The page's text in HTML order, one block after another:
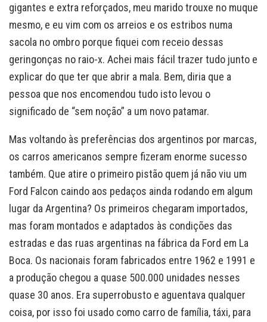
gigantes e extra reforçados, meu marido trouxe no muque
mesmo, e eu vim com os arreios e os estribos numa
sacola no ombro porque fiquei com receio dessas
geringonças no raio-x. Achei mais fácil trazer tudo junto e
explicar do que ter que abrir a mala. Bem, diria que a
pessoa que nos encomendou tudo isto levou o
significado de “sem noção” a um novo patamar.
Mas voltando às preferências dos argentinos por marcas,
os carros americanos sempre fizeram enorme sucesso
também. Que atire o primeiro pistão quem já não viu um
Ford Falcon caindo aos pedaços ainda rodando em algum
lugar da Argentina? Os primeiros chegaram importados,
mas foram montados e adaptados às condições das
estradas e das ruas argentinas na fábrica da Ford em La
Boca. Os nacionais foram fabricados entre 1962 e 1991 e
a produção chegou a quase 500.000 unidades nesses
quase 30 anos. Era superrobusto e aguentava qualquer
coisa, por isso foi usado como carro de família, táxi, para